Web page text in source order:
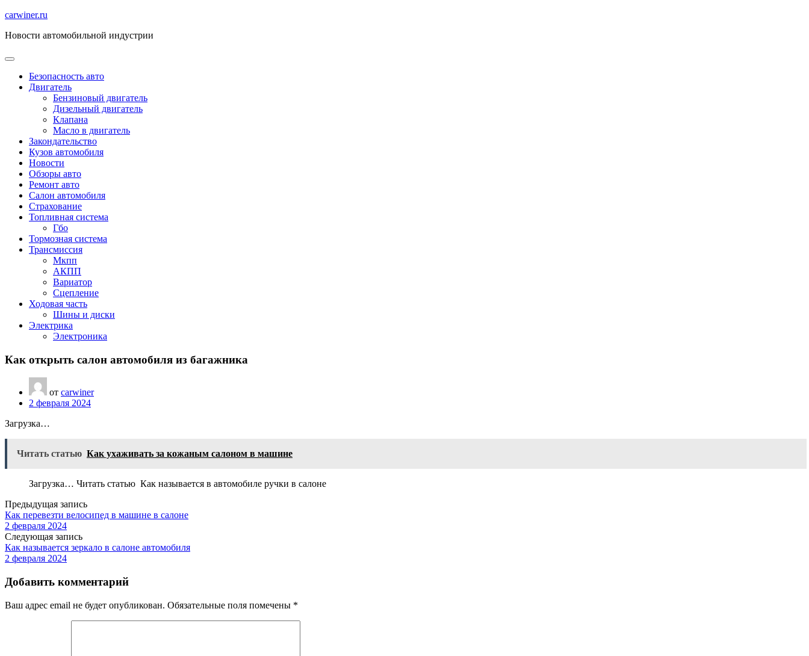
Перейти
содержимому
carwiner.ru
Новости автомобильной индустрии
Безопасность авто
Двигатель
Бензиновый двигатель
Дизельный двигатель
Клапана
Масло в двигатель
Закондательство
Кузов автомобиля
Новости
Обзоры авто
Ремонт авто
Салон автомобиля
Страхование
Топливная система
Гбо
Тормозная система
Трансмиссия
Мкпп
АКПП
Вариатор
Сцепление
Ходовая часть
Шины и диски
Электрика
Электроника
Как открыть салон автомобиля из багажника
от carwiner
2 февраля 2024
Загрузка…
Читать статью Как ухаживать за кожаным салоном в машине
Загрузка… Читать статью Как называется в автомобиле ручки в салоне
Предыдущая запись
Как перевезти велосипед в машине в салоне
2 февраля 2024
Следующая запись
Как называется зеркало в салоне автомобиля
2 февраля 2024
Добавить комментарий
Ваш адрес email не будет опубликован. Обязательные поля помечены *